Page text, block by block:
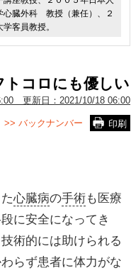
心臓外科 教授（兼任）、２
客員教授。
トコロにも優しい
更新日： 2021/10/18 06:00
印刷
>> バックナンバー
心臓病の手術も医療
に安全になってき
術的には助けられる
らず患者に体力がな